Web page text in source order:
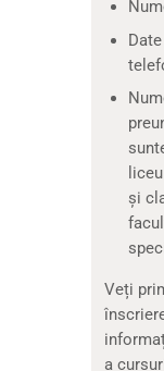
și
Veți
a